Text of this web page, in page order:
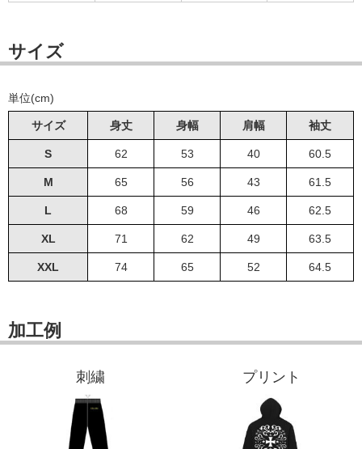
サイズ
単位(cm)
サイズ 身丈 身幅 肩幅 袖丈
S 62 53 40 60.5
M 65 56 43 61.5
L 68 59 46 62.5
XL 71 62 49 63.5
XXL 74 65 52 64.5
加工例
刺繍 プリント